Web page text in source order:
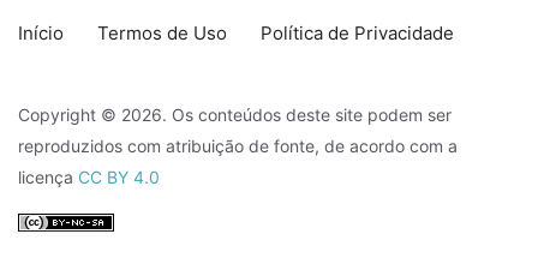
Início Termos de Uso Política de Privacidade
Copyright © 2026. Os conteúdos deste site podem ser
reproduzidos com atribuição de fonte, de acordo com a
licença CC BY 4.0